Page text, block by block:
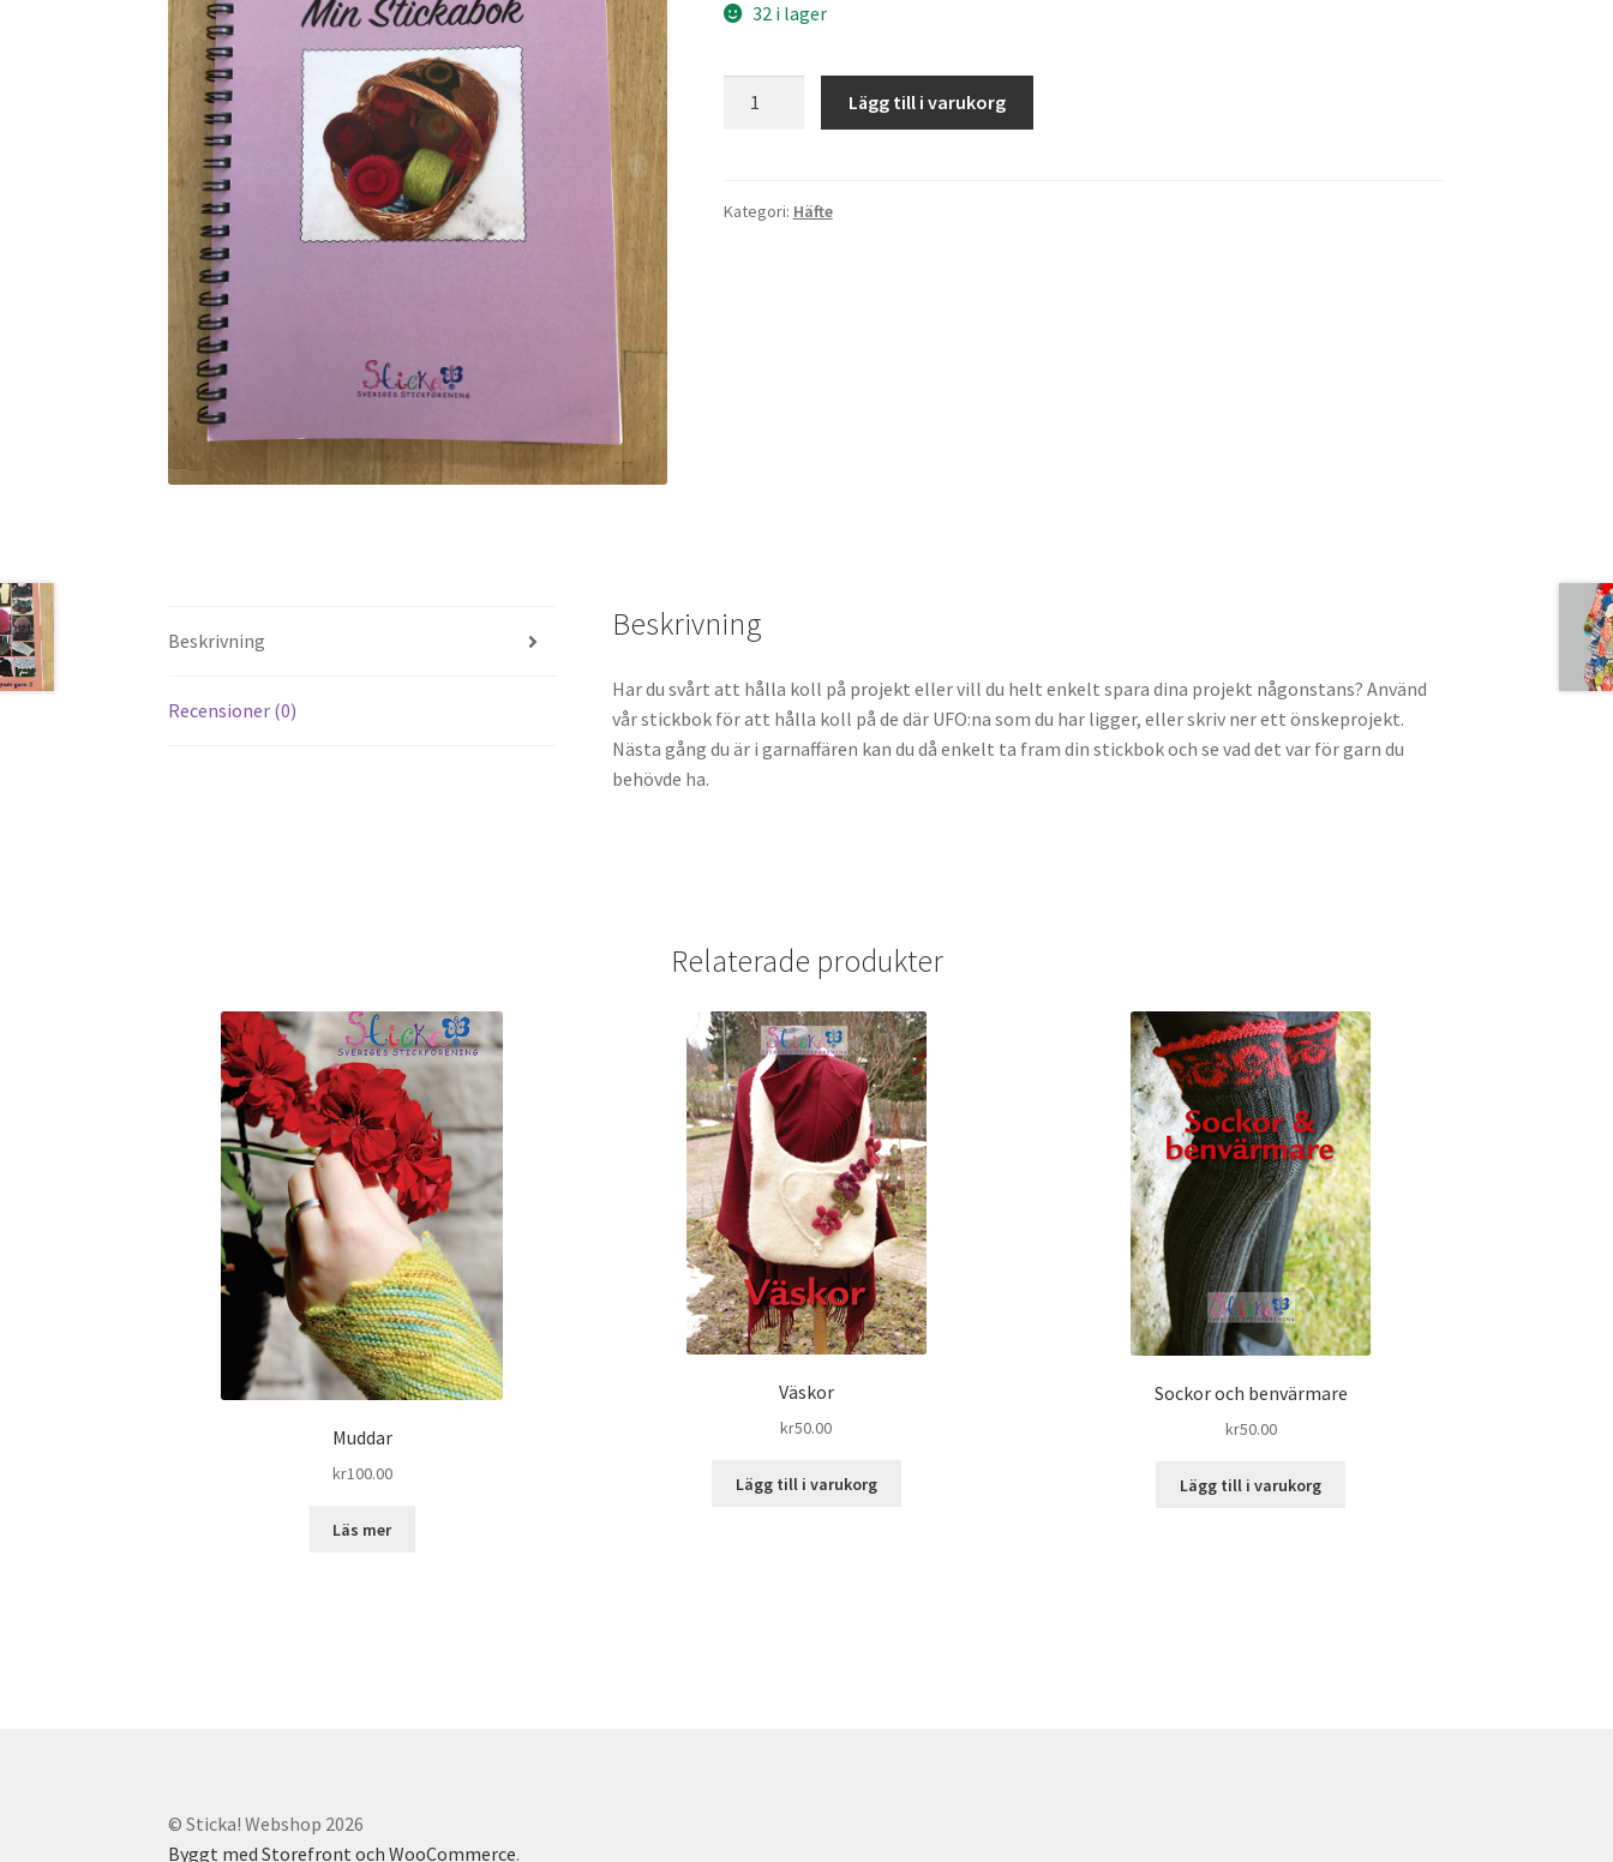
32 i lager
versionen
Lägg till i varukorg
Kategori: Häfte
Beskrivning
Recensioner (0)
Beskrivning
Har du svårt att hålla koll på projekt eller vill du helt enkelt spara dina projekt någonstans? Använd
vår stickbok för att hålla koll på de där UFO:na som du har ligger, eller skriv ner ett önskeprojekt.
Nästa gång du är i garnaffären kan du då enkelt ta fram din stickbok och se vad det var för garn du
behövde ha.
Relaterade produkter
Muddar
kr100.00
Läs mer
Väskor
kr50.00
Lägg till i varukorg
Sockor och benvärmare
kr50.00
Lägg till i varukorg
© Sticka! Webshop 2026
Byggt med Storefront och WooCommerce.